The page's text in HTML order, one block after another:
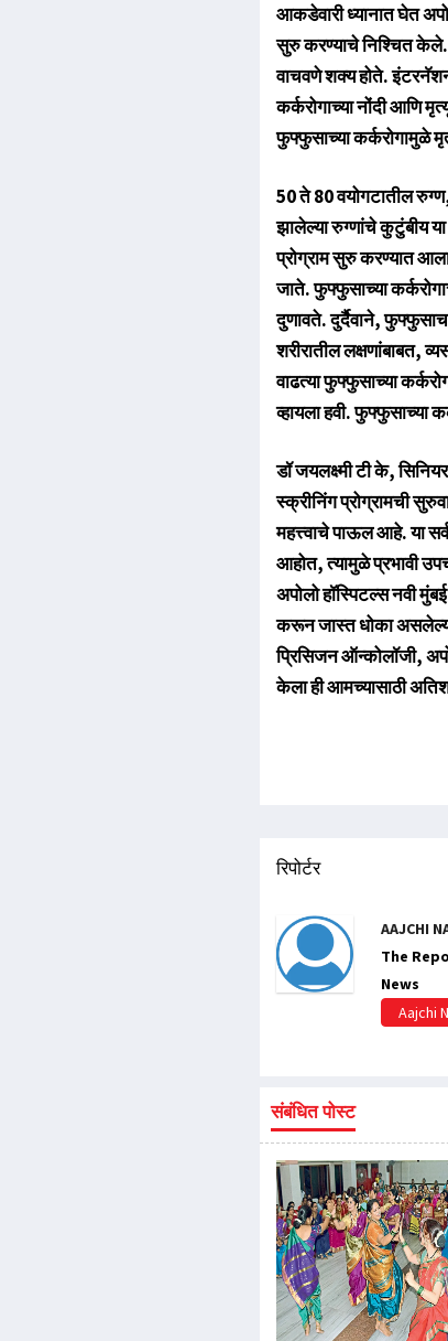
आकडेवारी ध्यानात घेत
सुरु करण्याचे निश्चित केले.
वाचवणे शक्य होते.
कर्करोगाच्या नोंदी आणि
फुफ्फुसाच्या कर्करोगामुळे
50 ते 80 वयोगटातील
झालेल्या रुग्णांचे कुटुंबीय या
प्रोग्राम सुरु करण्यात
जाते. फुफ्फुसाच्या
दुणावते. दुर्दैवाने,
शरीरातील लक्षणांबाबत,
वाढत्या फुफ्फुसाच्या
व्हायला हवी. फुफ्फुसाच्या
डॉ जयलक्ष्मी टी के,
स्क्रीनिंग प्रोग्रामची
महत्त्वाचे पाऊल आहे. या
आहोत, त्यामुळे प्रभावी
अपोलो हॉस्पिटल्स नवी
करून जास्त धोका
प्रिसिजन ऑन्कोलॉजी,
केला ही आमच्यासाठी
रिपोर्टर
AAJCHI
The
News
Aajchi
संबंधित पोस्ट